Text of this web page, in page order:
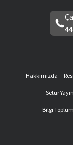
Hakkımızda
Setur
Bilgi